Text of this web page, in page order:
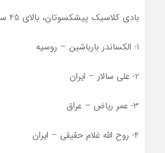
بادی کلاسیک پیشکسوتان، بالای 45 سال:
1- الکساندر بارباشین – روسیه
2- علی سالار – ایران
3- عمر ریاض – عراق
4- روح الله غلام حقیقی – ایران